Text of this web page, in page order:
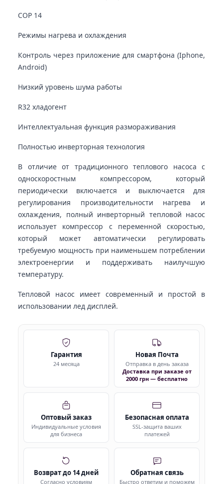
COP 14
Режимы нагрева и охлаждения
Контроль через приложение для смартфона (Iphone,
Android)
Низкий уровень шума работы
R32 хладогент
Интеллектуальная функция размораживания
Полностью инверторная технология
В отличие от традиционного теплового насоса с
односкоростным компрессором, который
периодически включается и выключается для
регулирования производительности нагрева и
охлаждения, полный инверторный тепловой насос
использует компрессор с переменной скоростью,
который может автоматически регулировать
требуемую мощность при наименьшем потреблении
электроенергии и поддерживать наилучшую
температуру.
Тепловой насос имеет современный и простой в
использовании лед дисплей.
Гарантия
24 месяца
Новая Почта
Отправка в день заказа
Доставка при заказе от
2000 грн — бесплатно
Оптовый заказ
Индивидуальные условия
для бизнеса
Безопасная оплата
SSL-защита ваших
платежей
Возврат до 14 дней
Согласно условиям
Обратная связь
Быстро ответим и поможем